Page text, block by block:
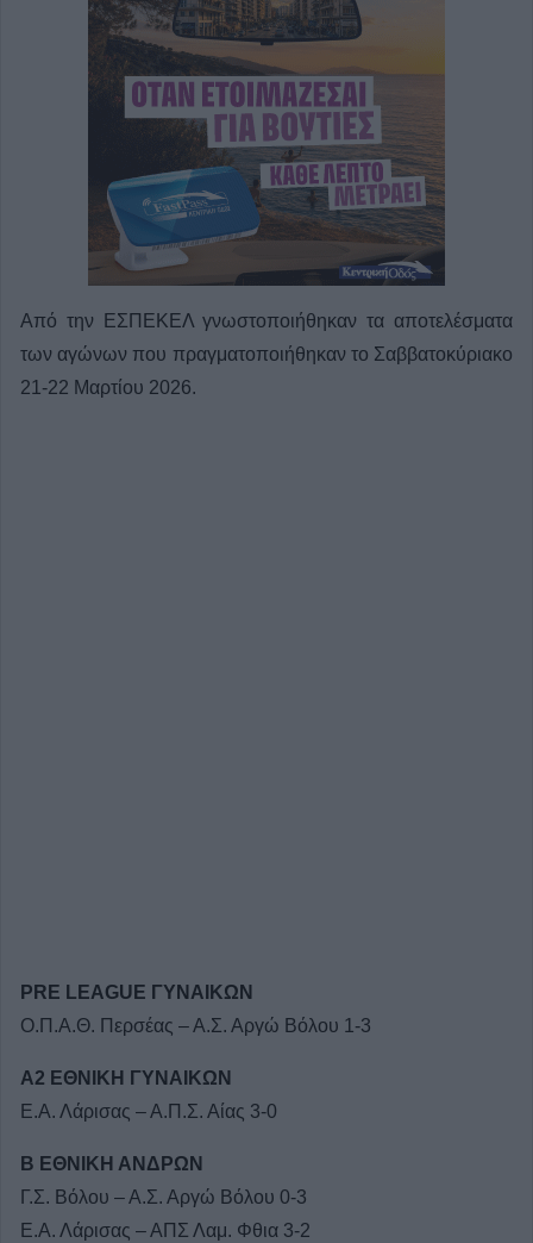
Από την ΕΣΠΕΚΕΛ γνωστοποιήθηκαν τα αποτελέσματα
των αγώνων που πραγματοποιήθηκαν το Σαββατοκύριακο
21-22 Μαρτίου 2026.
PRE LEAGUE ΓΥΝΑΙΚΩΝ
Ο.Π.Α.Θ. Περσέας – Α.Σ. Αργώ Βόλου 1-3
Α2 ΕΘΝΙΚΗ ΓΥΝΑΙΚΩΝ
Ε.Α. Λάρισας – Α.Π.Σ. Αίας 3-0
Β ΕΘΝΙΚΗ ΑΝΔΡΩΝ
Γ.Σ. Βόλου – Α.Σ. Αργώ Βόλου 0-3
Ε.Α. Λάρισας – ΑΠΣ Λαμ. Φθια 3-2